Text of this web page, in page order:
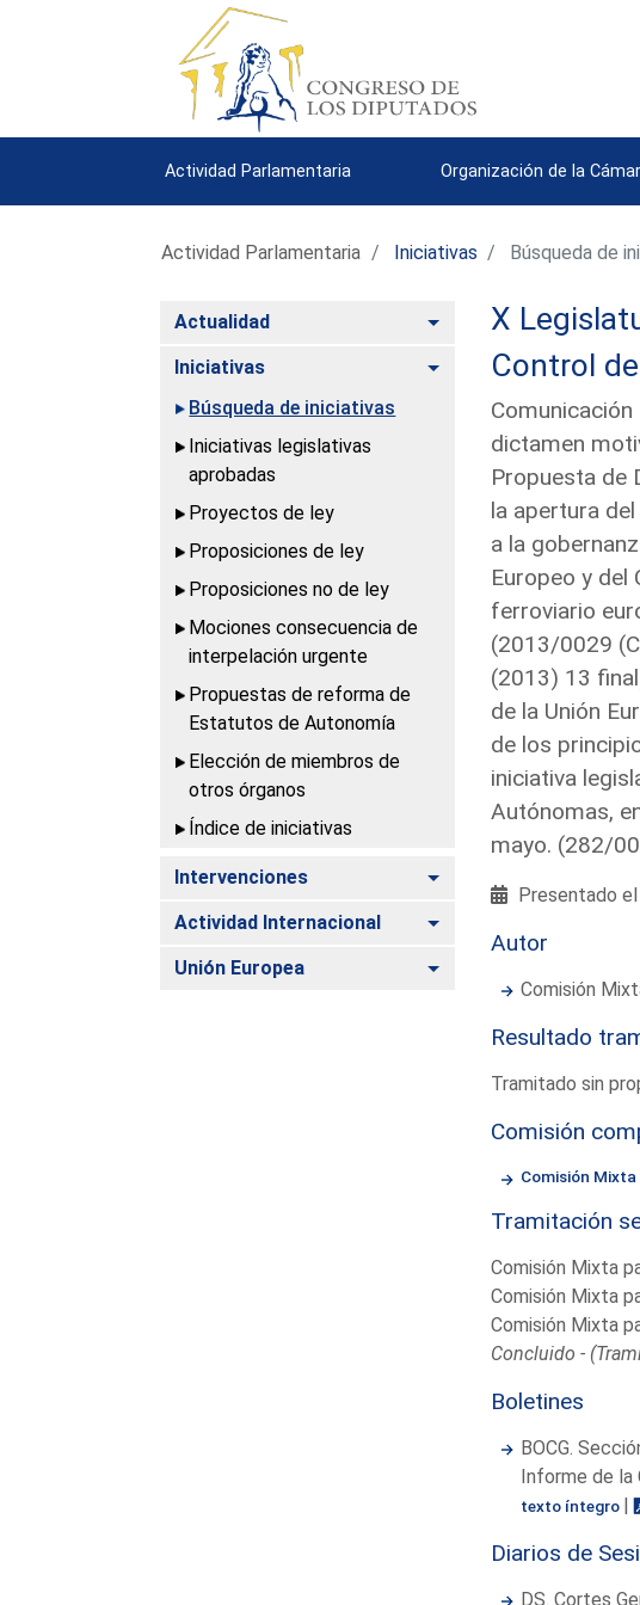
Actividad Parlamentaria Organización de la
Actividad Parlamentaria Iniciativas Búsqueda de
Actualidad Alternar
Iniciativas
Alternar
Búsqueda de iniciativas
Iniciativas legislativas
aprobadas
Proyectos de ley
Proposiciones de ley
Proposiciones no de ley
Mociones consecuencia de
interpelación urgente
Propuestas de reforma de
Estatutos de Autonomía
Elección de miembros de
otros órganos
Índice de iniciativas
Intervenciones Alternar
Actividad Internacional Alternar
Unión Europea Alternar
X
Control
dictamen
Propuesta de
la apertura
a la
Europeo y del
ferroviario
(2013/0029
(2013) 13
de la Unión
de los
iniciativa
Autónomas,
mayo. (282/
Presentado
Autor
Comisión
Resultado
Tramitado sin
Comisión
Comisión Mixta
Tramitación
Comisión Mixta
Comisión Mixta
Comisión Mixta
Concluido -
Boletines
BOCG.
Informe de la
texto íntegro |
Diarios de
DS. Cortes